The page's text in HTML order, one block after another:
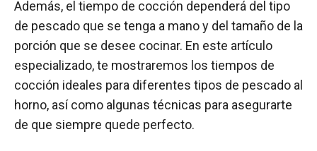
Además, el tiempo de cocción dependerá del tipo
de pescado que se tenga a mano y del tamaño de la
porción que se desee cocinar. En este artículo
especializado, te mostraremos los tiempos de
cocción ideales para diferentes tipos de pescado al
horno, así como algunas técnicas para asegurarte
de que siempre quede perfecto.